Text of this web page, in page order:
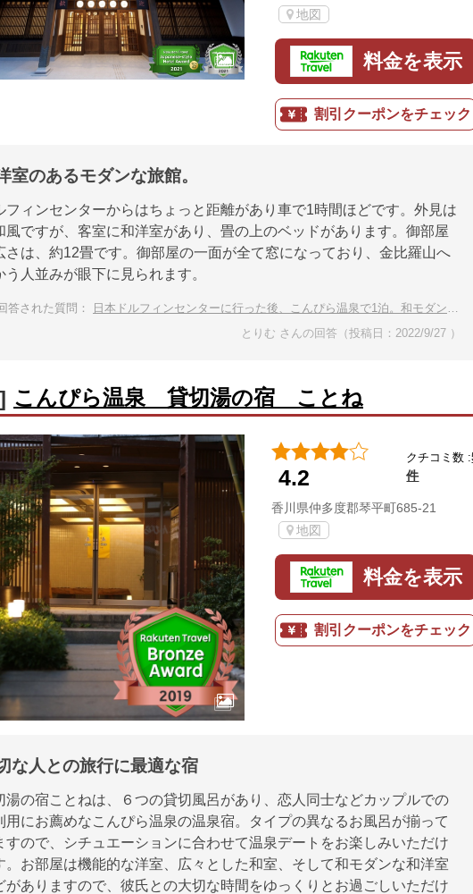
地図
料金を表示
割引クーポンをチェック
室のあるモダンな旅館。
フィンセンターからはちょっと距離があり車で1時間ほどです。外見は
風ですが、客室に和洋室があり、畳の上のベッドがあります。御部屋
さは、約12畳です。御部屋の一面が全て窓になっており、金比羅山へ
う人並みが眼下に見られます。
答された質問： 日本ドルフィンセンターに行った後、こんぴら温泉で1泊。和モダンで素敵な温泉宿をおしえて
とりむ さんの回答（投稿日：2022/9/27 ）
こんぴら温泉 貸切湯の宿 ことね
4.2
クチコミ数 :
件
香川県仲多度郡琴平町685-21
地図
料金を表示
割引クーポンをチェック
な人との旅行に最適な宿
湯の宿ことねは、６つの貸切風呂があり、恋人同士などカップルでの
用にお薦めなこんぴら温泉の温泉宿。タイプの異なるお風呂が揃って
すので、シチュエーションに合わせて温泉デートをお楽しみいただけ
。お部屋は機能的な洋室、広々とした和室、そして和モダンな和洋室
がありますので、彼氏との大切な時間をゆっくりとお過ごしいただけ